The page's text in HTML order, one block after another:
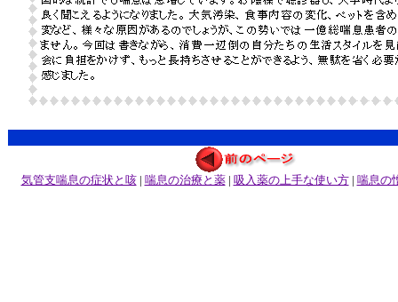
気管支喘息の症状と咳| 喘息の治療と薬| 吸入薬の上手な使い方| 喘息の